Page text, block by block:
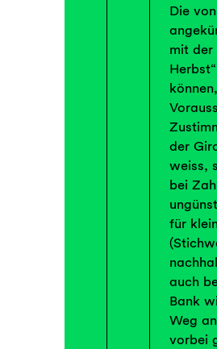
Die
mit der
der
weiss,
bei
für
auch
Bank
Weg
vorbei